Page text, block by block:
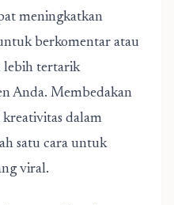
meningkatkan
berkomentar atau
lebih tertarik
Anda. Membedakan
dalam
satu cara untuk
viral.